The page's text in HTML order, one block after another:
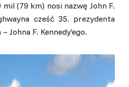
mil (79 km) nosi nazwę John F.
cześć 35. prezydenta
Johna F. Kennedy’ego.